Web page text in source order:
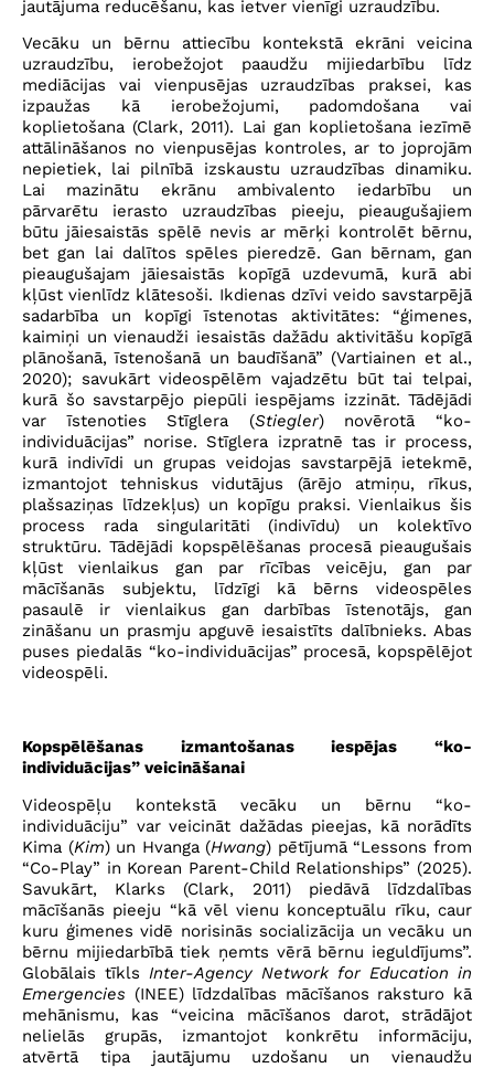
jautājuma reducēšanu, kas ietver vienīgi uzraudzību.
Vecāku un bērnu attiecību kontekstā ekrāni veicina
uzraudzību, ierobežojot paaudžu mijiedarbību līdz
mediācijas vai vienpusējas uzraudzības praksei, kas
izpaužas kā ierobežojumi, padomdošana vai
koplietošana (Clark, 2011). Lai gan koplietošana iezīmē
attālināšanos no vienpusējas kontroles, ar to joprojām
nepietiek, lai pilnībā izskaustu uzraudzības dinamiku.
Lai mazinātu ekrānu ambivalento iedarbību un
pārvarētu ierasto uzraudzības pieeju, pieaugušajiem
būtu jāiesaistās spēlē nevis ar mērķi kontrolēt bērnu,
bet gan lai dalītos spēles pieredzē. Gan bērnam, gan
pieaugušajam jāiesaistās kopīgā uzdevumā, kurā abi
kļūst vienlīdz klātesoši. Ikdienas dzīvi veido savstarpējā
sadarbība un kopīgi īstenotas aktivitātes: “ģimenes,
kaimiņi un vienaudži iesaistās dažādu aktivitāšu kopīgā
plānošanā, īstenošanā un baudīšanā” (Vartiainen et al.,
2020); savukārt videospēlēm vajadzētu būt tai telpai,
kurā šo savstarpējo piepūli iespējams izzināt. Tādējādi
var īstenoties Stīglera (Stiegler) novērotā “ko-
individuācijas” norise. Stīglera izpratnē tas ir process,
kurā indivīdi un grupas veidojas savstarpējā ietekmē,
izmantojot tehniskus vidutājus (ārējo atmiņu, rīkus,
plašsaziņas līdzekļus) un kopīgu praksi. Vienlaikus šis
process rada singularitāti (indivīdu) un kolektīvo
struktūru. Tādējādi kopspēlēšanas procesā pieaugušais
kļūst vienlaikus gan par rīcības veicēju, gan par
mācīšanās subjektu, līdzīgi kā bērns videospēles
pasaulē ir vienlaikus gan darbības īstenotājs, gan
zināšanu un prasmju apguvē iesaistīts dalībnieks. Abas
puses piedalās “ko-individuācijas” procesā, kopspēlējot
videospēli.
Kopspēlēšanas izmantošanas iespējas “ko-
individuācijas” veicināšanai
Videospēļu kontekstā vecāku un bērnu “ko-
individuāciju” var veicināt dažādas pieejas, kā norādīts
Kima (Kim) un Hvanga (Hwang) pētījumā “Lessons from
“Co-Play” in Korean Parent-Child Relationships” (2025).
Savukārt, Klarks (Clark, 2011) piedāvā līdzdalības
mācīšanās pieeju “kā vēl vienu konceptuālu rīku, caur
kuru ģimenes vidē norisinās socializācija un vecāku un
bērnu mijiedarbībā tiek ņemts vērā bērnu ieguldījums”.
Globālais tīkls Inter-Agency Network for Education in
Emergencies (INEE) līdzdalības mācīšanos raksturo kā
mehānismu, kas “veicina mācīšanos darot, strādājot
nelielās grupās, izmantojot konkrētu informāciju,
atvērtā tipa jautājumu uzdošanu un vienaudžu